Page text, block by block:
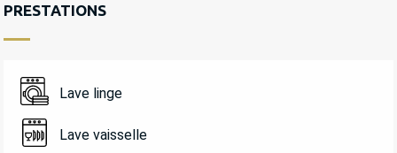
PRESTATIONS
Lave linge
Lave vaisselle